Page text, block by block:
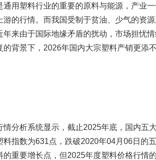
通用塑料行业的重要的原料与能源，产业
游的行情。而我国受制于贫油、少气的资
年来由于国际地缘矛盾的扰动，市场担忧
的背景下，2026年国内大宗塑料产销更添
情分析系统显示，截止2025年底，国内五
料指数为631点，跌破2020年04月06日的
的重要增长点，但2025年度塑料价格行情